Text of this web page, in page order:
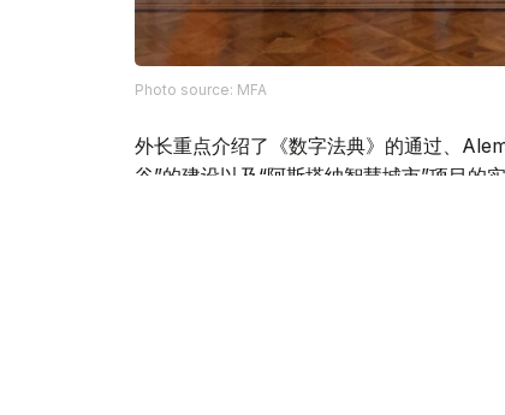
Photo source: MFA
外长重点介绍了《数字法典》的通过、
谷”的建设以及“阿斯塔纳智慧城市”项目的实